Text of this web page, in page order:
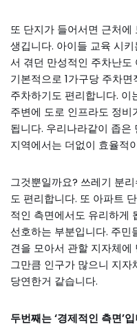
또 단지가 들어서면 근처
생깁니다. 아이들 교육 시
서 겪던 만성적인 주차난도
기본적으로 1가구당 주차
주차하기도 편리합니다. 이
주변에 도로 인프라도 정
됩니다. 우리나라같이 좁은
지역에서는 더없이 효율적
그것뿐일까요? 쓰레기 분
도 편리합니다. 또 아파트
적인 측면에서도 유리하게
선호하는 부분입니다. 주민
견을 모아서 관할 지자체
그만큼 인구가 많으니 지
당연한거 같습니다.
두번째는 ‘경제적인 측면’